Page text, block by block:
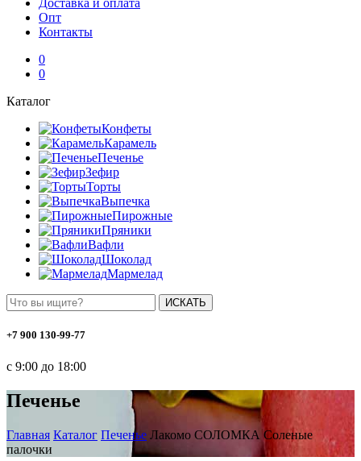
Доставка и оплата
Опт
Контакты
0
0
Каталог
Конфеты
Карамель
Печенье
Зефир
Торты
Выпечка
Пирожные
Пряники
Вафли
Шоколад
Мармелад
ИСКАТЬ
+7 900 130-99-77
с 9:00 до 18:00
Печенье
Главная Каталог Печенье Лакомо СОЛОМКА Соленые
палочки